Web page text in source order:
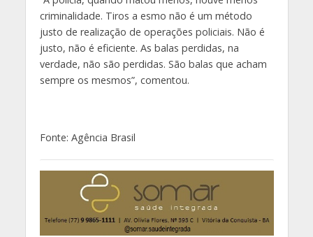
criminalidade. Tiros a esmo não é um método
justo de realização de operações policiais. Não é
justo, não é eficiente. As balas perdidas, na
verdade, não são perdidas. São balas que acham
sempre os mesmos”, comentou.
Fonte: Agência Brasil